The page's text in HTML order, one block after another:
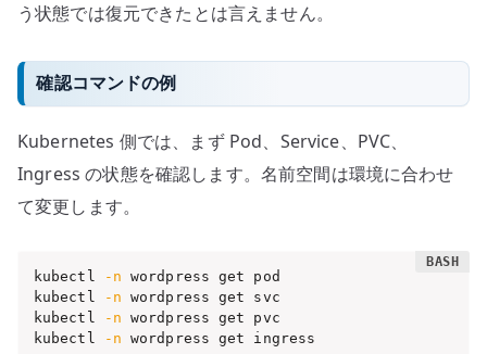
う状態では復元できたとは言えません。
確認コマンドの例
Kubernetes 側では、まず Pod、Service、PVC、
Ingress の状態を確認します。名前空間は環境に合わせ
て変更します。
kubectl -n wordpress get pod
kubectl
-n wordpress get svc
kubectl
-n wordpress get pvc
kubectl
-n wordpress get ingress